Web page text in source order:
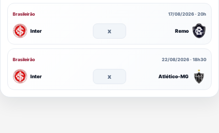
Brasileirão 17/08/2026 · 20h
Inter x Remo
Brasileirão 22/08/2026 · 18h30
Inter x Atlético-MG